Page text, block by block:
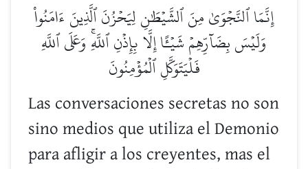
إِنَّمَا ٱلنَّجۡوَىٰ مِنَ ٱلشَّيۡطَٰنِ لِيَحۡزُنَ ٱلَّذِينَ ءَامَنُواْ
وَلَيۡسَ بِضَآرِّهِمۡ شَيۡـًٔا إِلَّا بِإِذۡنِ ٱللَّهِۚ وَعَلَى ٱللَّهِ
فَلۡيَتَوَكَّلِ ٱلۡمُؤۡمِنُونَ
Las conversaciones secretas no son
sino medios que utiliza el Demonio
para afligir a los creyentes, mas el